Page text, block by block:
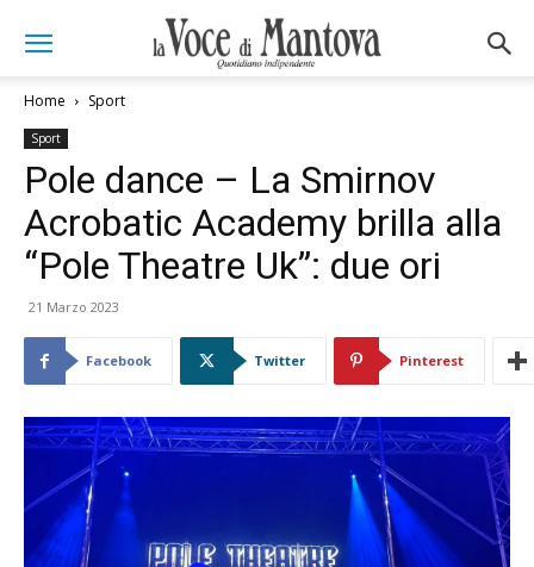
Home Sport
Sport
Pole dance – La Smirnov
Acrobatic Academy brilla alla
“Pole Theatre Uk”: due ori
21 Marzo 2023
Facebook Twitter Pinterest